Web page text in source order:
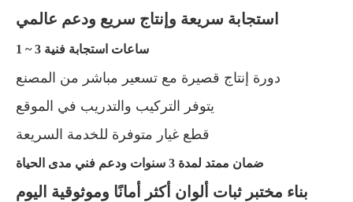
استجابة سريعة وإنتاج سريع ودعم عالمي
1 ~ 3 ساعات استجابة فنية
دورة إنتاج قصيرة مع تسعير مباشر من المصنع
يتوفر التركيب والتدريب في الموقع
قطع غيار متوفرة للخدمة السريعة
ضمان ممتد لمدة 3 سنوات ودعم فني مدى الحياة
بناء مختبر ثبات ألوان أكثر أمانًا وموثوقية اليوم